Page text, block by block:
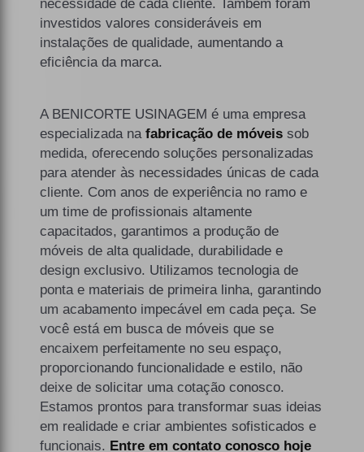
necessidade de cada cliente. Também foram
investidos valores consideráveis em
instalações de qualidade, aumentando a
eficiência da marca.
A BENICORTE USINAGEM é uma empresa
especializada nafabricação de móveis sob
medida, oferecendo soluções personalizadas
para atender às necessidades únicas de cada
cliente. Com anos de experiência no ramo e
um time de profissionais altamente
capacitados, garantimos a produção de
móveis de alta qualidade, durabilidade e
design exclusivo. Utilizamos tecnologia de
ponta e materiais de primeira linha, garantindo
um acabamento impecável em cada peça. Se
você está em busca de móveis que se
encaixem perfeitamente no seu espaço,
proporcionando funcionalidade e estilo, não
deixe de solicitar uma cotação conosco.
Estamos prontos para transformar suas ideias
em realidade e criar ambientes sofisticados e
funcionais. Entre em contato conosco hoje